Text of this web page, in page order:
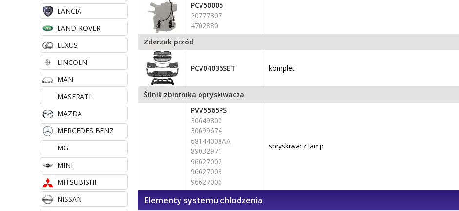
PCV50005
20777307
4702880
Zderzak przód
PCV04036SET komplet
Śilnik zbiornika opryskiwacza
PVV5565PS
30649800
30699674
68144008AA
89032971
96627002
96627003
96627006
spryskiwacz lamp
Elementy systemu chlodzenia
LANCIA
LAND-ROVER
LEXUS
LINCOLN
MAN
MASERATI
MAZDA
MERCEDES BENZ
MG
MINI
MITSUBISHI
NISSAN